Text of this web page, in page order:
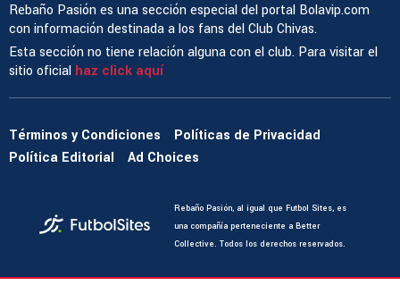
Rebaño Pasión es una sección especial del portal Bolavip.com
con información destinada a los fans del Club Chivas.
Esta sección no tiene relación alguna con el club. Para visitar el
sitio oficial haz click aquí
Términos y Condiciones
Políticas de Privacidad
Política Editorial
Ad Choices
Rebaño Pasión, al igual que Futbol Sites, es
una compañía perteneciente a Better
Collective. Todos los derechos reservados.